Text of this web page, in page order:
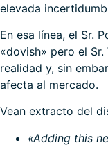
elevada
En esa línea, el Sr.
«dovish» pero el
realidad y, sin
afecta al mercado.
Vean extracto del
«Adding this